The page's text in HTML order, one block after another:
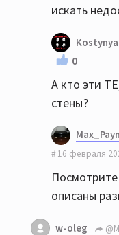
искать
Kostynya
0
А кто эти
стены?
16 февраля
описаны
w-oleg